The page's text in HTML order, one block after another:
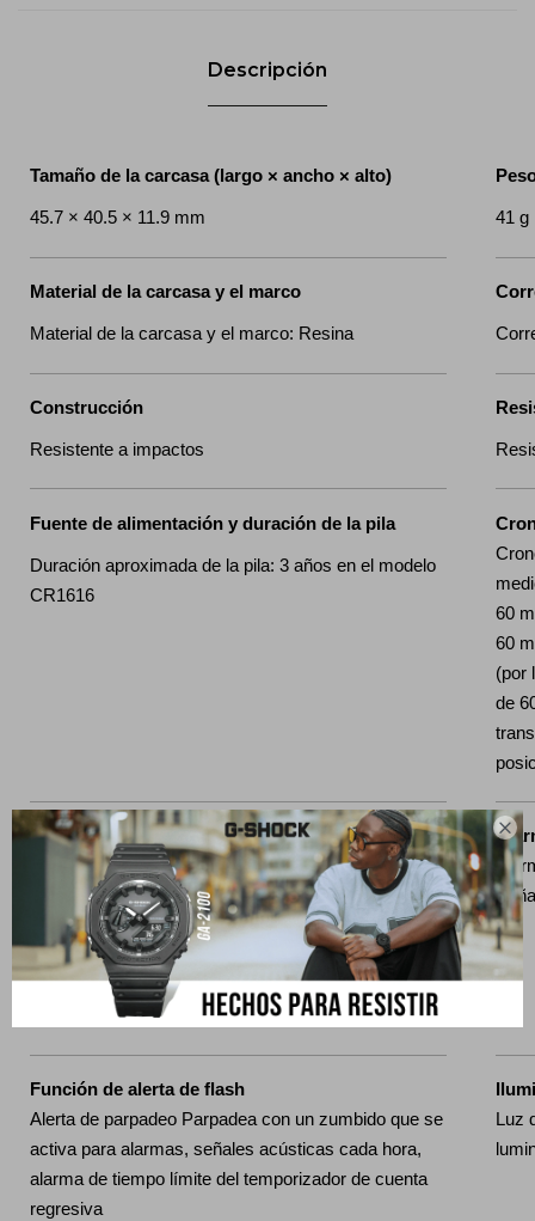

Descripción
Tamaño de la carcasa (largo × ancho × alto)
45.7 × 40.5 × 11.9 mm 41 g
Material de la carcasa y el marco
Material de la carcasa y el marco: Resina
Construcción
Resistente a impactos
Fuente de alimentación y duración de la pila
Duración aproximada de la pila: 3 años en el modelo
CR1616
60
60
(por
de
Temporizador
Temporizador con cuenta regresiva Unidad de
medición: 1 segundo Rango de cuenta regresiva: 24
horas Rango de ajuste de tiempo inicial de cuenta
regresiva: de 1 segundo a 24 horas (incrementos de
1 segundo, de 1 minuto y de 1 hora) Otros:
Repetición automática
Función de alerta de flash
Alerta de parpadeo Parpadea con un zumbido que se
activa para alarmas, señales acústicas cada hora,
alarma de tiempo límite del temporizador de cuenta
regresiva
Luz